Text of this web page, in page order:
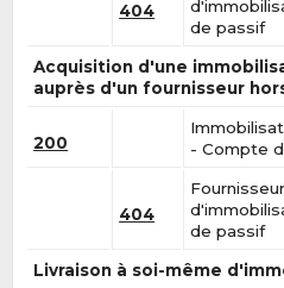
404
de passif
Acquisition d'une
auprès d'un fournisseur
200
- Compte
404
de passif
Livraison à soi-même